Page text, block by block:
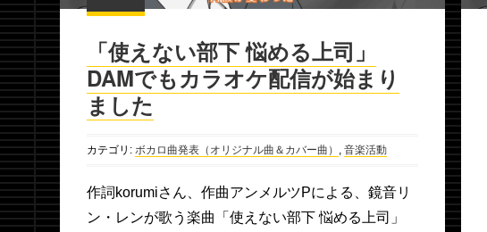
「使えない部下 悩める上司」
DAMでもカラオケ配信が始まり
ました
カテゴリ: ボカロ曲発表（オリジナル曲＆カバー曲） 音楽活動
作詞korumiさん、作曲アンメルツPによる、鏡音リ
ン・レンが歌う楽曲「使えない部下 悩める上司」